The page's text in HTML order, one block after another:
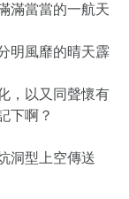
滿當當的一航天
明風靡的晴天霹
，以又同聲懷有
下啊？
洞型上空傳送